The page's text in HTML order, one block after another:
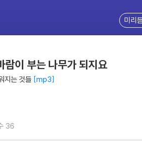
미리
람이 부는 나무가 되지요
지는 것들 mp3
36